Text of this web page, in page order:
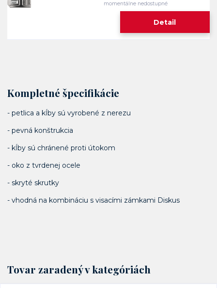
momentálne nedostupné
Detail
Kompletné špecifikácie
- petlica a kĺby sú vyrobené z nerezu
- pevná konštrukcia
- kĺby sú chránené proti útokom
- oko z tvrdenej ocele
- skryté skrutky
- vhodná na kombináciu s visacími zámkami Diskus
Tovar zaradený v kategóriách